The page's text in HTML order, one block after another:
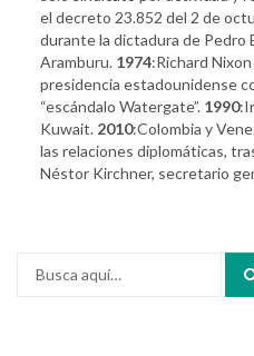
el decreto 23.852 del 2 de
durante la dictadura de Pedro
Aramburu. 1974:Richard
presidencia estadounidense
“escándalo Watergate”. 1990
Kuwait. 2010:Colombia y
las relaciones diplomáticas,
Néstor Kirchner, secretario